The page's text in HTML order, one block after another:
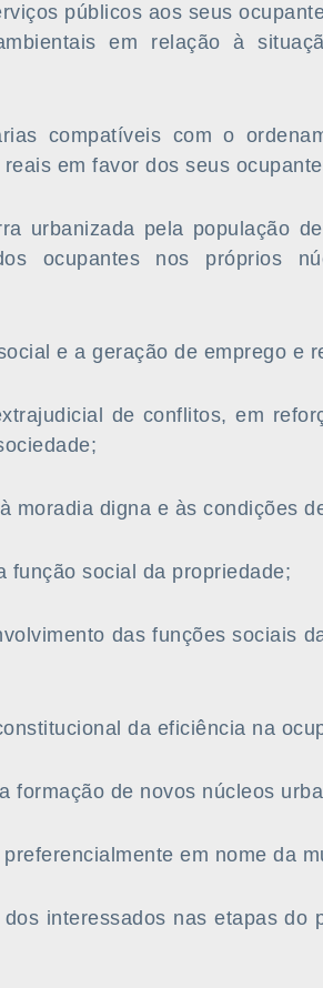
públicos aos seus
em relação à
compatíveis com o
em favor dos seus
urbanizada pela população
ocupantes nos próprios
e a geração de emprego e
de conflitos, em
moradia digna e às condições
função social da propriedade;
das funções sociais
da eficiência na
formação de novos núcleos
em nome da
interessados nas etapas do